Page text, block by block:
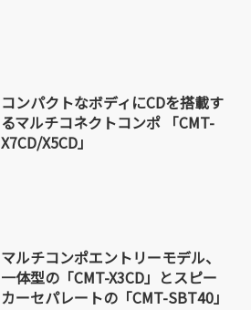
コンパクトなボディにCDを搭載す
るマルチコネクトコンポ 「CMT-
X7CD/X5CD」
マルチコンポエントリーモデル、
一体型の「CMT-X3CD」とスピー
カーセパレートの「CMT-SBT40」